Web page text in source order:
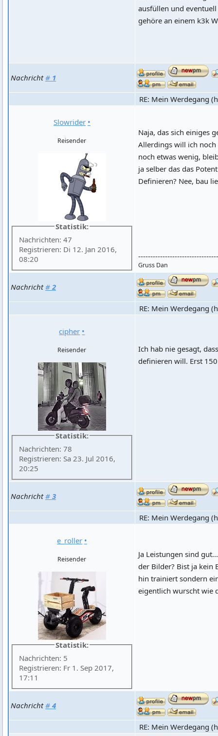
ausfüllen und
gehöre an einem k3k
Nachricht# 1
RE: Mein Werdegang
Slowrider •
Reisender
Statistik:
Nachrichten: 47
Registrieren: Di 12. Jan 2016,
08:20
Naja, das sich einiges
Allerdings will ich noch
noch etwas wenig,
ja selber das das
Definieren? Nee, bau
Gruss Dan
Nachricht# 2
RE: Mein Werdegang
cipher •
Reisender
Statistik:
Nachrichten: 78
Registrieren: Sa 23. Jul 2016,
20:25
Ich hab nie gesagt,
definieren will. Erst
Nachricht# 3
RE: Mein Werdegang
e_roller •
Reisender
Statistik:
Nachrichten: 5
Registrieren: Fr 1. Sep 2017,
17:11
Ja Leistungen sind
der Bilder? Bist ja kein
hin trainiert sondern
eigentlich wurscht wie
Nachricht# 4
RE: Mein Werdegang